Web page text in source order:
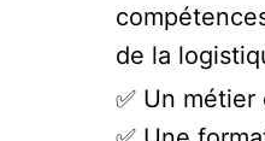
de la
✅ Un